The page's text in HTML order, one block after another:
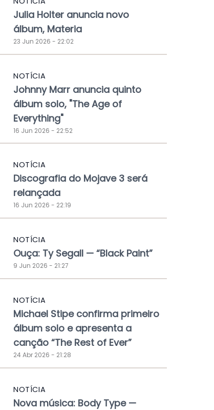
Julia Holter anuncia novo
álbum, Materia
23 Jun 2026 - 22:02
NOTÍCIA
Johnny Marr anuncia quinto
álbum solo, "The Age of
Everything"
16 Jun 2026 - 22:52
NOTÍCIA
Discografia do Mojave 3 será
relançada
16 Jun 2026 - 22:19
NOTÍCIA
Ouça: Ty Segall — “Black Paint”
9 Jun 2026 - 21:27
NOTÍCIA
Michael Stipe confirma primeiro
álbum solo e apresenta a
canção “The Rest of Ever”
24 Abr 2026 - 21:28
NOTÍCIA
Nova música: Body Type —